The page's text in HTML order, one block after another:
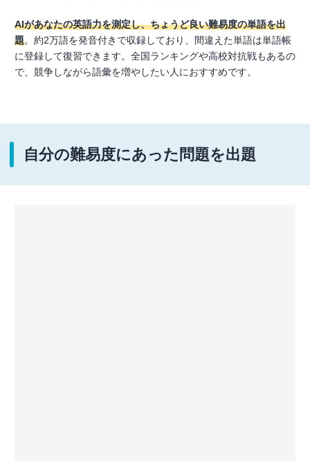
AIがあなたの英語力を測定し、ちょうど良い難易度の単語を出
題。約2万語を発音付きで収録しており、間違えた単語は単語帳
に登録して復習できます。全国ランキングや高校対抗戦もあるの
で、競争しながら語彙を増やしたい人におすすめです。
自分の難易度にあった問題を出題